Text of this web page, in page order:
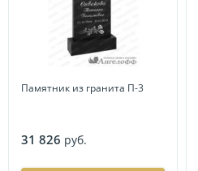
Памятник из гранита П-3
31 826 руб.